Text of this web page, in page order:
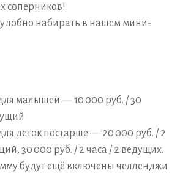
соперников!
удобно набирать в нашем мини-
малышей — 10 000 руб. / 30
деток постарше — 20 000 руб. / 2
30 000 руб. / 2 часа / 2 ведущих.
будут ещё включены челленджи